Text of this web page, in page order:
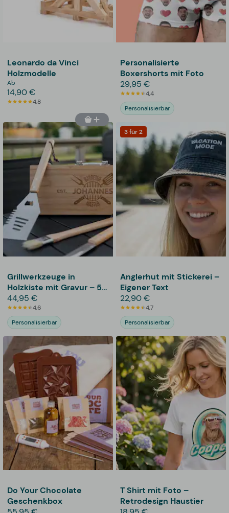
Leonardo da Vinci
Holzmodelle
Ab
14,90 €
4,8
Personalisierte
Boxershorts mit Foto
29,95 €
4,4
Personalisierbar
Grillwerkzeuge in
Holzkiste mit Gravur – 5-
teilig
44,95 €
4,6
Personalisierbar
3 für 2
Anglerhut mit Stickerei –
Eigener Text
22,90 €
4,7
Personalisierbar
Do Your Chocolate
Geschenkbox
T Shirt mit Foto –
Retrodesign Haustier